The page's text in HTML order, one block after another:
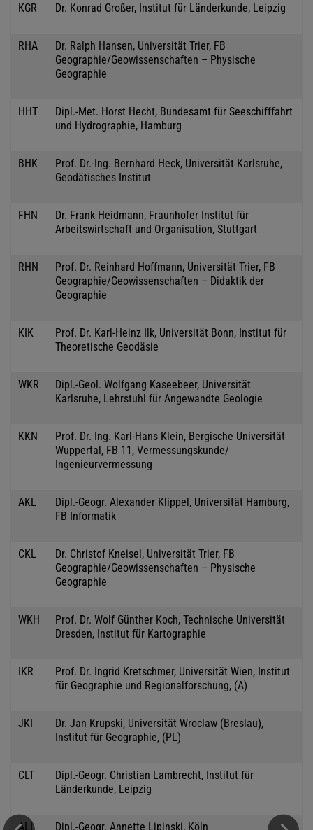
KGR Dr. Konrad Großer, Institut für Länderkunde, Leipzig
RHA
Dr. Ralph Hansen, Universität Trier, FB
Geographie/Geowissenschaften – Physische
Geographie
HHT
Dipl.-Met. Horst Hecht, Bundesamt für Seeschifffahrt
und Hydrographie, Hamburg
BHK
Prof. Dr.-Ing. Bernhard Heck, Universität Karlsruhe,
Geodätisches Institut
FHN
Dr. Frank Heidmann, Fraunhofer Institut für
Arbeitswirtschaft und Organisation, Stuttgart
RHN
Prof. Dr. Reinhard Hoffmann, Universität Trier, FB
Geographie/Geowissenschaften – Didaktik der
Geographie
KIK
Prof. Dr. Karl-Heinz Ilk, Universität Bonn, Institut für
Theoretische Geodäsie
WKR
Dipl.-Geol. Wolfgang Kaseebeer, Universität
Karlsruhe, Lehrstuhl für Angewandte Geologie
KKN
Prof. Dr. Ing. Karl-Hans Klein, Bergische Universität
Wuppertal, FB 11, Vermessungskunde/
Ingenieurvermessung
AKL
Dipl.-Geogr. Alexander Klippel, Universität Hamburg,
FB Informatik
CKL
Dr. Christof Kneisel, Universität Trier, FB
Geographie/Geowissenschaften – Physische
Geographie
WKH
Prof. Dr. Wolf Günther Koch, Technische Universität
Dresden, Institut für Kartographie
IKR
Prof. Dr. Ingrid Kretschmer, Universität Wien, Institut
für Geographie und Regionalforschung, (A)
JKI
Dr. Jan Krupski, Universität Wroclaw (Breslau),
Institut für Geographie, (PL)
CLT
Dipl.-Geogr. Christian Lambrecht, Institut für
Länderkunde, Leipzig
ALI Dipl.-Geogr. Annette Lipinski, Köln